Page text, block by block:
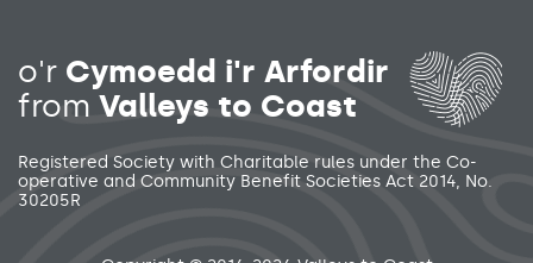
o'r Cymoedd i'r Arfordir
from Valleys to Coast
Registered Society with Charitable rules under the Co-
operative and Community Benefit Societies Act 2014, No.
30205R